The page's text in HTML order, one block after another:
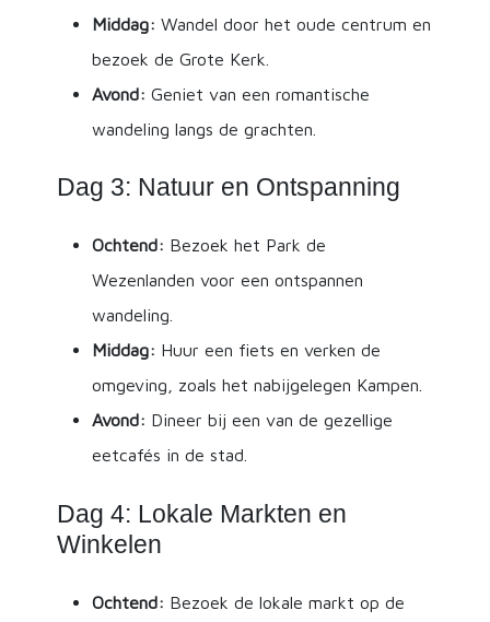
Middag: Wandel door het oude centrum en
bezoek de Grote Kerk.
Avond: Geniet van een romantische
wandeling langs de grachten.
Dag 3: Natuur en Ontspanning
Ochtend: Bezoek het Park de
Wezenlanden voor een ontspannen
wandeling.
Middag: Huur een fiets en verken de
omgeving, zoals het nabijgelegen Kampen.
Avond: Dineer bij een van de gezellige
eetcafés in de stad.
Dag 4: Lokale Markten en
Winkelen
Ochtend: Bezoek de lokale markt op de